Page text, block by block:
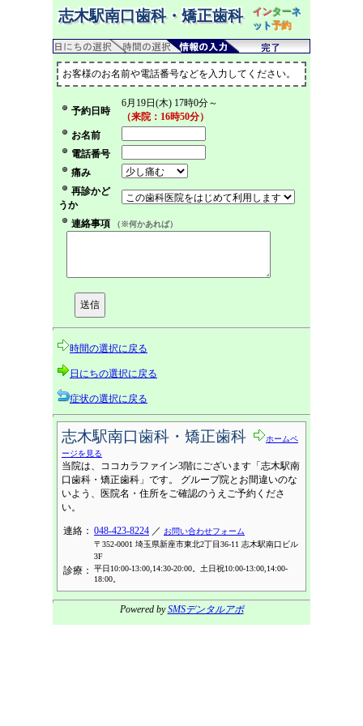
志木駅南口歯科・矯正歯科 インターネ
ット予約
お客様のお名前や電話番号などを入力してください。
予約日時
6月19日(木) 17時0分～
（来院：16時50分）
お名前
電話番号
痛み
再診かど
うか
連絡事項
（※何かあれば）
時間の選択に戻る
日にちの選択に戻る
症状の選択に戻る
志木駅南口歯科・矯正歯科
ホームペ
ージを見る
当院は、ココカラファイン3階にございます「志木駅南
口歯科・矯正歯科」です。 グループ院とお間違いのな
いよう、医院名・住所をご確認のうえご予約くださ
い。
連絡： 048-423-8224 ／ お問い合わせフォーム
〒352-0001 埼玉県新座市東北2丁目36-11 志木駅南口ビル
3F
診療：
平日10:00-13:00,14:30-20:00。土日祝10:00-13:00,14:00-
18:00。
Powered bySMSデンタルアポ